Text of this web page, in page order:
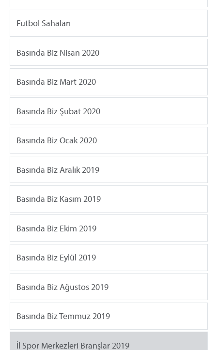
Futbol Sahaları
Basında Biz Nisan 2020
Basında Biz Mart 2020
Basında Biz Şubat 2020
Basında Biz Ocak 2020
Basında Biz Aralık 2019
Basında Biz Kasım 2019
Basında Biz Ekim 2019
Basında Biz Eylül 2019
Basında Biz Ağustos 2019
Basında Biz Temmuz 2019
İl Spor Merkezleri Branşlar 2019